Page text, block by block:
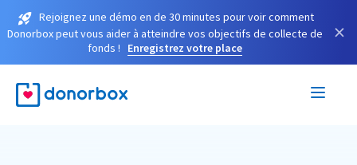
Rejoignez une démo en de 30 minutes pour voir comment
Donorbox peut vous aider à atteindre vos objectifs de collecte de
fonds !
Enregistrez votre place
×